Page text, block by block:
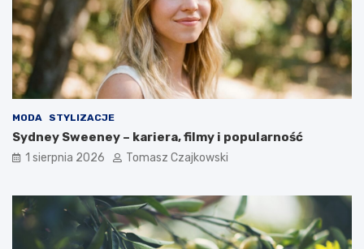
MODA STYLIZACJE
Sydney Sweeney – kariera, filmy i popularność
1 sierpnia 2026 Tomasz Czajkowski